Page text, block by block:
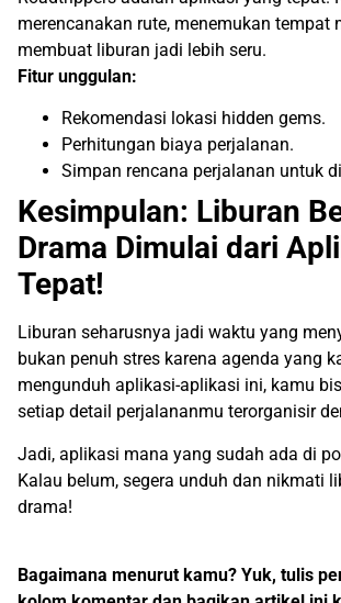
merencanakan rute, menemukan tempat
membuat liburan jadi lebih seru.
Fitur unggulan:
Rekomendasi lokasi hidden gems.
Perhitungan biaya perjalanan.
Simpan rencana perjalanan untuk
Kesimpulan: Liburan
Drama Dimulai dari
Tepat!
Liburan seharusnya jadi waktu yang
bukan penuh stres karena agenda yang
mengunduh aplikasi-aplikasi ini, kamu
setiap detail perjalananmu terorganisir
Jadi, aplikasi mana yang sudah ada di
Kalau belum, segera unduh dan nikmati
drama!
Bagaimana menurut kamu? Yuk, tulis